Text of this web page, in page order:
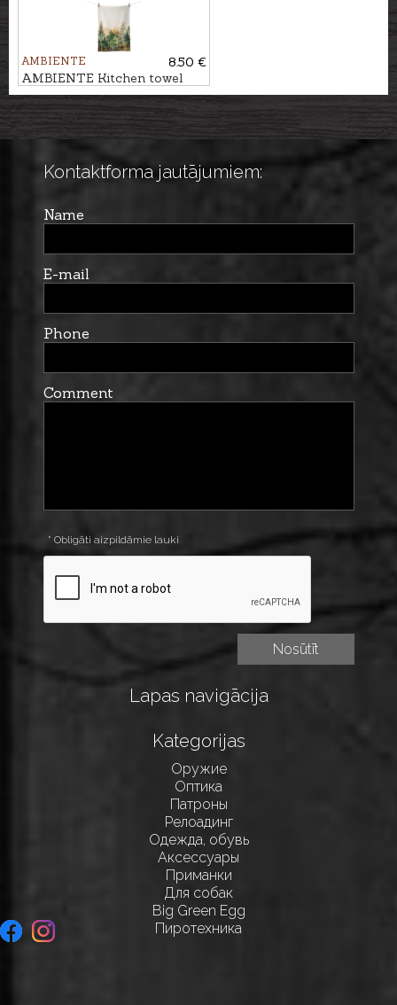
AMBIENTE
8.50 €
AMBIENTE Kitchen towel
MŪŽZAĻIE KOKI
Kontaktforma jautājumiem:
Name
E-mail
Phone
Comment
* Obligāti aizpildāmie lauki
Lapas navigācija
Kategorijas
Оружие
Оптика
Патроны
Релоадинг
Одежда, обувь
Аксессуары
Приманки
Для собак
Big Green Egg
Пиротехника